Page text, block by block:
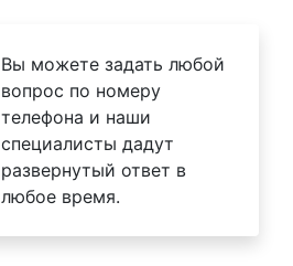
Вы можете задать любой
вопрос по номеру
телефона и наши
специалисты дадут
развернутый ответ в
любое время.